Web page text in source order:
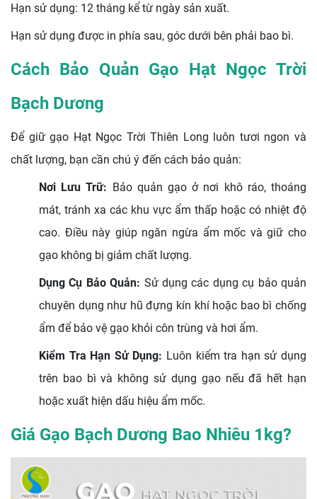
Hạn sử dụng: 12 tháng kể từ ngày sản xuất.
Hạn sử dụng được in phía sau, góc dưới bên phải bao bì.
Cách Bảo Quản Gạo Hạt Ngọc Trời
Bạch Dương
Để giữ gạo Hạt Ngọc Trời Thiên Long luôn tươi ngon và
chất lượng, bạn cần chú ý đến cách bảo quản:
Nơi Lưu Trữ: Bảo quản gạo ở nơi khô ráo, thoáng
mát, tránh xa các khu vực ẩm thấp hoặc có nhiệt độ
cao. Điều này giúp ngăn ngừa ẩm mốc và giữ cho
gạo không bị giảm chất lượng.
Dụng Cụ Bảo Quản: Sử dụng các dụng cụ bảo quản
chuyên dụng như hũ đựng kín khí hoặc bao bì chống
ẩm để bảo vệ gạo khỏi côn trùng và hơi ẩm.
Kiểm Tra Hạn Sử Dụng: Luôn kiểm tra hạn sử dụng
trên bao bì và không sử dụng gạo nếu đã hết hạn
hoặc xuất hiện dấu hiệu ẩm mốc.
Giá Gạo Bạch Dương Bao Nhiêu 1kg?